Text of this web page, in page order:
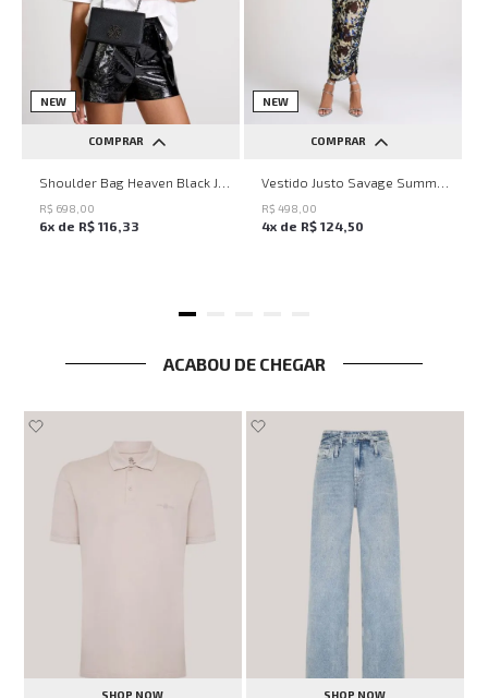
NEW
COMPRAR
UN
R$ 698 00
6x de R$ 116 33
NEW
COMPRAR
PP P M G
R$ 498 00
4x de R$ 124 50
ACABOU DE CHEGAR
SHOP NOW SHOP NOW